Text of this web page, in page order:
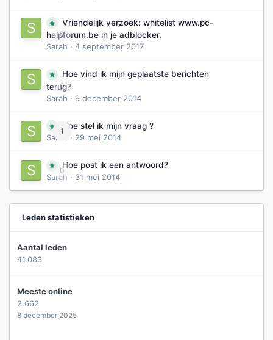
0
Vriendelijk verzoek: whitelist www.pc-
helpforum.be in je adblocker.
Sarah · 4 september 2017
0
Hoe vind ik mijn geplaatste berichten
terug?
Sarah · 9 december 2014
1
Hoe stel ik mijn vraag ?
Sarah
· 29 mei 2014
0
Hoe post ik een antwoord?
Sarah · 31 mei 2014
Leden statistieken
Aantal leden
41.083
Meeste online
2.662
8 december 2025